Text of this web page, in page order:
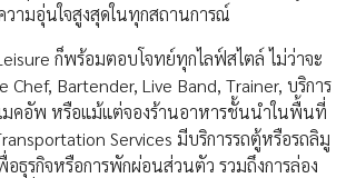
ามอุ่นใจสูงสุดในทุกสถานการณ์
ก็พร้อมตอบโจทย์ทุกไลฟ์สไตล์ ไม่ว่าจะ
Chef, Bartender, Live Band, Trainer, บริการ
มคอัพ หรือแม้แต่จองร้านอาหารชั้นนำในพื้นที่
Services มีบริการรถตู้หรือรถลิมู
ธุรกิจหรือการพักผ่อนส่วนตัว รวมถึงการล่อง